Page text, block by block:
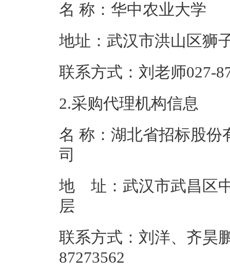
名 称：华中农
地址：武汉市
联系方式：刘老
2.采购代理机构信息
名 称：湖北省招标股份
地 址：武汉市武昌区
联系方式：刘洋、齐昊